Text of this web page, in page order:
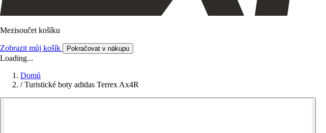
Mezisoučet košíku
Zobrazit můj košík Pokračovat v nákupu
Loading...
Domů
/ Turistické boty adidas Terrex Ax4R